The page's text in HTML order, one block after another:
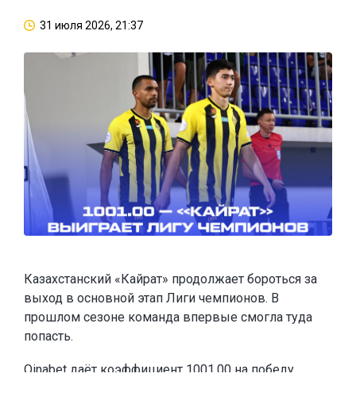
31 июля 2026, 21:37
Казахстанский «Кайрат» продолжает бороться за
выход в основной этап Лиги чемпионов. В
прошлом сезоне команда впервые смогла туда
попасть.
Oinabet даёт коэффициент 1001.00 на победу